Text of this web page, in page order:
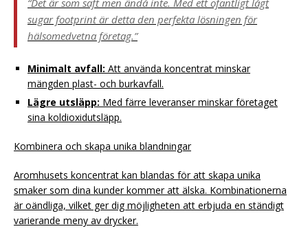
sugar footprint är detta den perfekta lösningen för
hälsomedvetna företag.”
Minimalt avfall: Att använda koncentrat minskar
mängden plast- och burkavfall.
Lägre utsläpp: Med färre leveranser minskar företaget
sina koldioxidutsläpp.
Kombinera och skapa unika blandningar
Aromhusets koncentrat kan blandas för att skapa unika
smaker som dina kunder kommer att älska. Kombinationerna
är oändliga, vilket ger dig möjligheten att erbjuda en ständigt
varierande meny av drycker.